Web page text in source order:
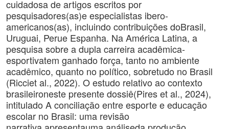
cuidadosa de artigos escritos por
pesquisadores(as)e especialistas ibero-
americanos(as), incluindo contribuições doBrasil,
Uruguai, Perue Espanha. Na América Latina, a
pesquisa sobre a dupla carreira acadêmica-
esportivatem ganhado força, tanto no ambiente
acadêmico, quanto no político, sobretudo no Brasil
(Ricciet al., 2022). O estudo relativo ao contexto
brasileironeste presente dossiê(Pires et al., 2024),
intitulado A conciliação entre esporte e educação
escolar no Brasil: uma revisão